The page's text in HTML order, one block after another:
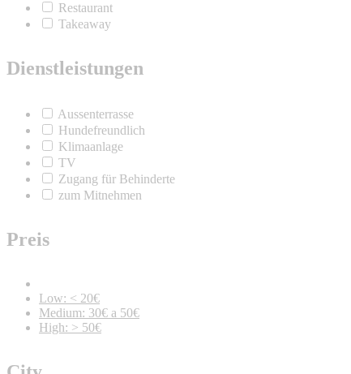
Restaurant
Takeaway
Dienstleistungen
Aussenterrasse
Hundefreundlich
Klimaanlage
TV
Zugang für Behinderte
zum Mitnehmen
Preis
Low: < 20€
Medium: 30€ a 50€
High: > 50€